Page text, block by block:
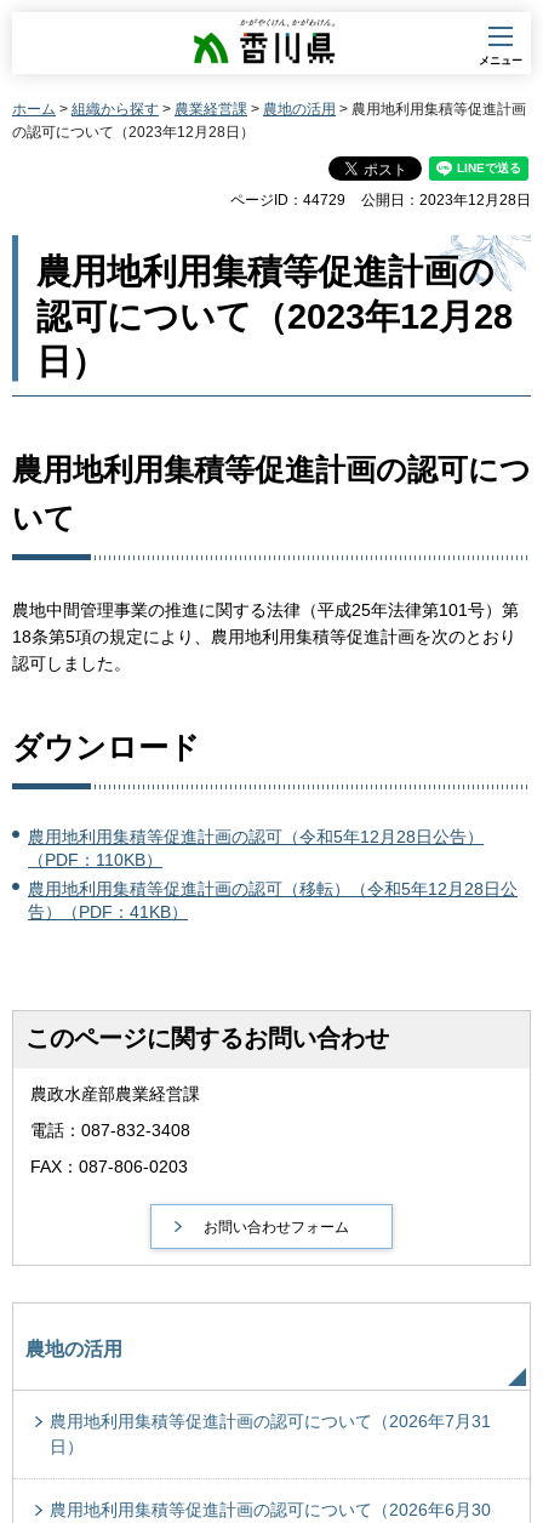
香川県
メニュー
ホーム > 組織から探す > 農業経営課 > 農地の活用 > 農用地利用集積等促進計画
の認可について（2023年12月28日）
ページID：44729 公開日：2023年12月28日
農用地利用集積等促進計画の
認可について（2023年12月28
日）
農用地利用集積等促進計画の認可につ
いて
農地中間管理事業の推進に関する法律（平成25年法律第101号）第
18条第5項の規定により、農用地利用集積等促進計画を次のとおり
認可しました。
ダウンロード
農用地利用集積等促進計画の認可（令和5年12月28日公告）
（PDF：110KB）
農用地利用集積等促進計画の認可（移転）（令和5年12月28日公
告）（PDF：41KB）
このページに関するお問い合わせ
農政水産部農業経営課
電話：087-832-3408
FAX：087-806-0203
農地の活用
農用地利用集積等促進計画の認可について（2026年7月31
日）
農用地利用集積等促進計画の認可について（2026年6月30